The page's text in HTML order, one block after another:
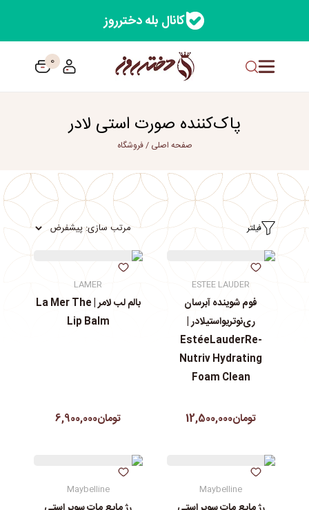
کانال بله دخترروز
0
پاک‌کننده صورت استی لادر
صفحه اصلی /فروشگاه
فیلتر
ESTEE LAUDER
فوم شوینده آبرسان
ری‌نوتریواستیلادر |
EstéeLauderRe-
Nutriv Hydrating
Foam Clean
تومان12,500,000
LAMER
بالم لب لامر | La Mer The
Lip Balm
تومان6,900,000
Maybelline
Maybelline